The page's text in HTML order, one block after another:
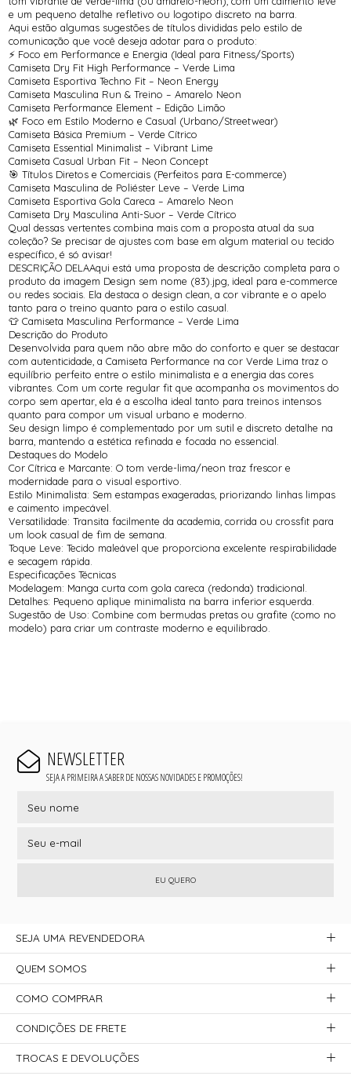
e um pequeno detalhe refletivo ou logotipo discreto na barra.
Aqui estão algumas sugestões de títulos divididas pelo estilo de
comunicação que você deseja adotar para o produto:
⚡ Foco em Performance e Energia (Ideal para Fitness/Sports)
Camiseta Dry Fit High Performance – Verde Lima
Camiseta Esportiva Techno Fit – Neon Energy
Camiseta Masculina Run & Treino – Amarelo Neon
Camiseta Performance Element – Edição Limão
🌿 Foco em Estilo Moderno e Casual (Urbano/Streetwear)
Camiseta Básica Premium – Verde Cítrico
Camiseta Essential Minimalist – Vibrant Lime
Camiseta Casual Urban Fit – Neon Concept
🎯 Títulos Diretos e Comerciais (Perfeitos para E-commerce)
Camiseta Masculina de Poliéster Leve – Verde Lima
Camiseta Esportiva Gola Careca – Amarelo Neon
Camiseta Dry Masculina Anti-Suor – Verde Cítrico
Qual dessas vertentes combina mais com a proposta atual da sua
coleção? Se precisar de ajustes com base em algum material ou tecido
específico, é só avisar!
DESCRIÇÃO DELAAqui está uma proposta de descrição completa para o
produto da imagem Design sem nome (83).jpg, ideal para e-commerce
ou redes sociais. Ela destaca o design clean, a cor vibrante e o apelo
tanto para o treino quanto para o estilo casual.
👕 Camiseta Masculina Performance – Verde Lima
Descrição do Produto
Desenvolvida para quem não abre mão do conforto e quer se destacar
com autenticidade, a Camiseta Performance na cor Verde Lima traz o
equilíbrio perfeito entre o estilo minimalista e a energia das cores
vibrantes. Com um corte regular fit que acompanha os movimentos do
corpo sem apertar, ela é a escolha ideal tanto para treinos intensos
quanto para compor um visual urbano e moderno.
Seu design limpo é complementado por um sutil e discreto detalhe na
barra, mantendo a estética refinada e focada no essencial.
Destaques do Modelo
Cor Cítrica e Marcante: O tom verde-lima/neon traz frescor e
modernidade para o visual esportivo.
Estilo Minimalista: Sem estampas exageradas, priorizando linhas limpas
e caimento impecável.
Versatilidade: Transita facilmente da academia, corrida ou crossfit para
um look casual de fim de semana.
Toque Leve: Tecido maleável que proporciona excelente respirabilidade
e secagem rápida.
Especificações Técnicas
Modelagem: Manga curta com gola careca (redonda) tradicional.
Detalhes: Pequeno aplique minimalista na barra inferior esquerda.
Sugestão de Uso: Combine com bermudas pretas ou grafite (como no
modelo) para criar um contraste moderno e equilibrado.
NEWSLETTER
SEJA A PRIMEIRA A SABER DE NOSSAS NOVIDADES E PROMOÇÕES!
EU QUERO
SEJA UMA REVENDEDORA
QUEM SOMOS
COMO COMPRAR
CONDIÇÕES DE FRETE
TROCAS E DEVOLUÇÕES